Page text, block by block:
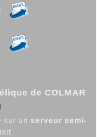
de COLMAR
sur un serveur semi-